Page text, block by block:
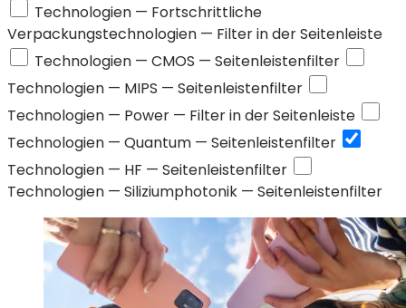
Technologien — Fortschrittliche
Verpackungstechnologien — Filter in der Seitenleiste
Technologien — CMOS — Seitenleistenfilter
Technologien — MIPS — Seitenleistenfilter
Technologien — Power — Filter in der Seitenleiste
Technologien — Quantum — Seitenleistenfilter
Technologien — HF — Seitenleistenfilter
Technologien — Siliziumphotonik — Seitenleistenfilter